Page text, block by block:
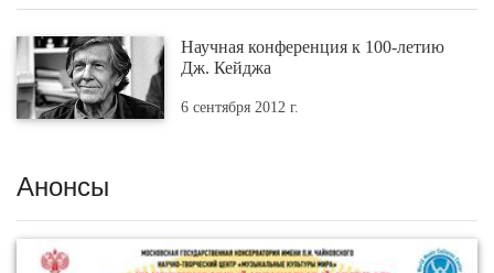
Научная конференция к 100-летию
Дж. Кейджа
6 сентября 2012 г.
Анонсы